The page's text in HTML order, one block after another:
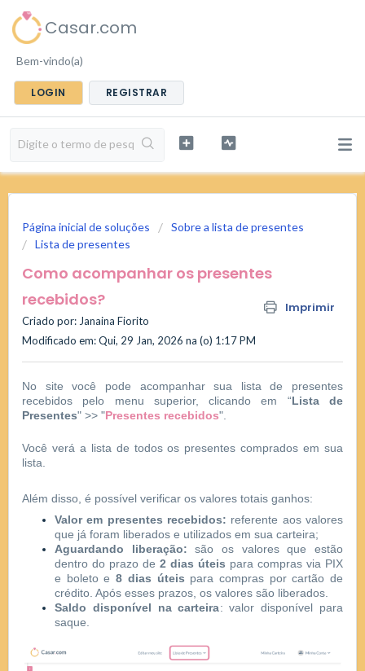
Casar.com
Bem-vindo(a)
LOGIN REGISTRAR
Página inicial de soluções
Sobre a lista de presentes
Lista de presentes
Como acompanhar os presentes
recebidos?
Imprimir
Criado por: Janaina Fiorito
Modificado em: Qui, 29 Jan, 2026 na (o) 1:17 PM
No site você pode acompanhar sua lista de presentes
recebidos pelo menu superior, clicando em “Lista de
Presentes" >> "Presentes recebidos".
Você verá a lista de todos os presentes comprados em sua
lista.
Além disso, é possível verificar os valores totais ganhos:
Valor em presentes recebidos: referente aos valores
que já foram liberados e utilizados em sua carteira;
Aguardando liberação: são os valores que estão
dentro do prazo de 2 dias úteis para compras via PIX
e boleto e8 dias úteis para compras por cartão de
crédito. Após esses prazos, os valores são liberados.
Saldo disponível na carteira: valor disponível para
saque.